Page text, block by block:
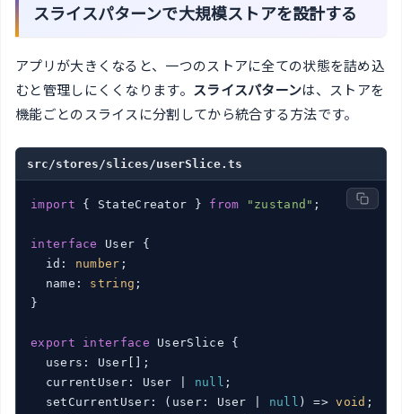
スライスパターンで大規模ストアを設計する
アプリが大きくなると、一つのストアに全ての状態を詰め込
むと管理しにくくなります。 スライスパターンは、ストアを
機能ごとのスライスに分割してから統合する方法です。
src/stores/slices/userSlice.ts
import { StateCreator } from "zustand" ;
interface
User {
  id:
number ;
  name:
string ;
}
export interface UserSlice {
  users: User[];
  currentUser: User |
null ;
  setCurrentUser:
( user: User | null ) => void ;